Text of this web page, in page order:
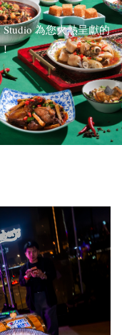
為您火熱呈獻的